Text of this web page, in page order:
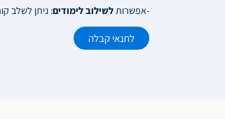
-אפשרות לשילוב לימודים: ניתן לשלב
לתנאי קבלה